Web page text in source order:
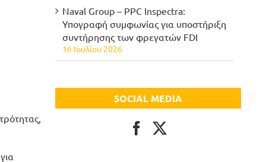
Naval Group – PPC Inspectra:
Υπογραφή συμφωνίας για υποστήριξη
συντήρησης των φρεγατών FDI
16 Ιουλίου 2026
SOCIAL MEDIA